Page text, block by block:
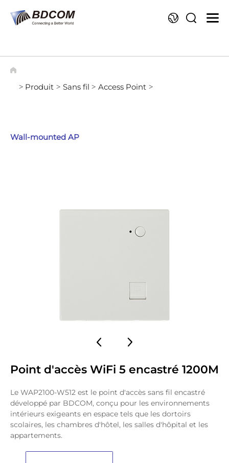
> Produit > Sans fil > Access Point >
Wall-mounted AP
Point d'accès WiFi 5 encastré 1200M
Le WAP2100-W512 est le point d'accès sans fil encastré
développé par BDCOM, conçu pour les environnements
intérieurs exigeants en espace tels que les dortoirs
scolaires, les chambres d'hôtel, les salles d'hôpital et les
appartements.